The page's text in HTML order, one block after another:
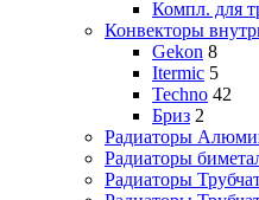
Компл. для
Конвекторы
Gekon 8
Itermic 5
Techno 42
Бриз 2
Радиаторы
Радиаторы
Радиаторы